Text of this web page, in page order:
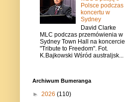
Polsce podczas
koncertu w
Sydney
David Clarke
MLC podczas przemówienia w
Sydney Town Hall na koncercie
"Tribute to Freedom". Fot.
K.Bajkowski Wśród australjsk...
Archiwum Bumeranga
► 2026 (110)